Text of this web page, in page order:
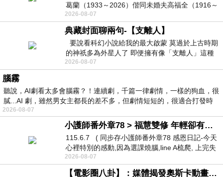
葛蘭（1933～2026）偕同未婚夫高福全（1916～
2004）乘郵輪赴倫敦6月15日於英國倫敦St.S
2026-08-07
典藏封面聊兩句-【支離人】
要說看科幻小說給我的最大啟蒙 莫過於上古時期
的神祇多為外星人了 即便擁有像「支離人」這種
驚世駭俗的神通法門 也未必讀
2026-08-07
腦霧
聽說，AI劇看太多會腦霧？！連續劇，千篇一律劇情，一樣的狗血，很
膩...AI 劇，雖然男女主都長的差不多，但劇情短短的，很適合打發時
2026-08-07
小護師番外章78 > 福慧雙修 年輕卻有個老靈魂 ㄑ金剛經〉podcast
115.6.7 ( 同步存小護師番外章78 感恩日記-今天
心裡特別的感動,因為選課燒腦,line A梳爬, 上完失
智課的她,特來傾
2026-08-07
【電影圈八卦】：媒體揭發奧斯卡動畫項目投票醜聞！好萊塢為什麼看不起動畫電影？